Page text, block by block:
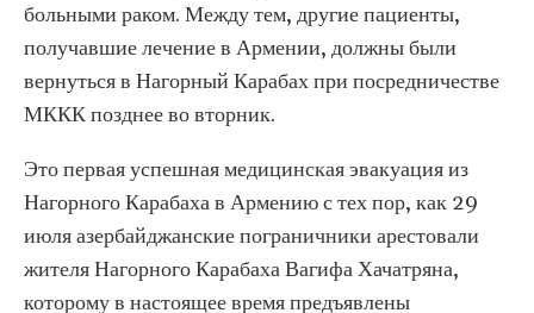
больными раком. Между тем, другие пациенты,
получавшие лечение в Армении, должны были
вернуться в Нагорный Карабах при посредничестве
МККК позднее во вторник.
Это первая успешная медицинская эвакуация из
Нагорного Карабаха в Армению с тех пор, как 29
июля азербайджанские пограничники арестовали
жителя Нагорного Карабаха Вагифа Хачатряна,
которому в настоящее время предъявлены